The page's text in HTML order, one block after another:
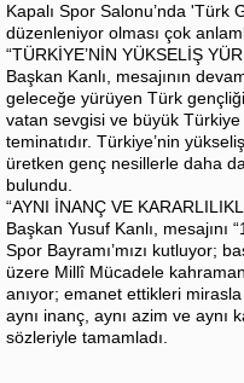
Kapalı Spor Salonu’nda 'Türk
düzenleniyor olması çok
“TÜRKİYE’NİN YÜKSELİŞ
Başkan Kanlı, mesajının
geleceğe yürüyen Türk
vatan sevgisi ve büyük Türkiye
teminatıdır. Türkiye’nin
üretken genç nesillerle daha
bulundu.
“AYNI İNANÇ VE
Başkan Yusuf Kanlı, mesajını
Spor Bayramı’mızı kutluyor;
üzere Millî Mücadele
anıyor; emanet ettikleri
aynı inanç, aynı azim ve aynı
sözleriyle tamamladı.